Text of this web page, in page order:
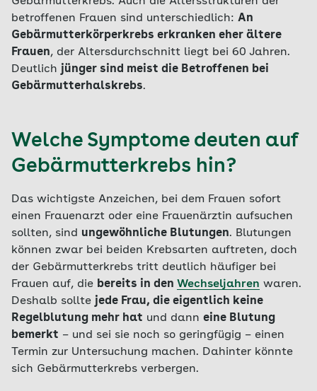
betroffenen Frauen sind unterschiedlich: An
Gebärmutterkörperkrebs erkranken eher ältere
Frauen, der Altersdurchschnitt liegt bei 60 Jahren.
Deutlich jünger sind meist die Betroffenen bei
Gebärmutterhalskrebs.
Welche Symptome deuten auf
Gebärmutterkrebs hin?
Das wichtigste Anzeichen, bei dem Frauen sofort
einen Frauenarzt oder eine Frauenärztin aufsuchen
sollten, sind ungewöhnliche Blutungen. Blutungen
können zwar bei beiden Krebsarten auftreten, doch
der Gebärmutterkrebs tritt deutlich häufiger bei
Frauen auf, die bereits in den Wechseljahren waren.
Deshalb sollte jede Frau, die eigentlich keine
Regelblutung mehr hat und dann eine Blutung
bemerkt – und sei sie noch so geringfügig – einen
Termin zur Untersuchung machen. Dahinter könnte
sich Gebärmutterkrebs verbergen.